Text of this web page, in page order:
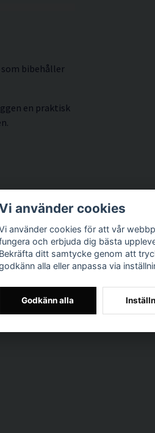
bibehåller
en praktisk
använder cookies
använder cookies för att vår
och erbjuda dig bästa
Bekräfta ditt samtycke genom att
alla eller anpassa via
Godkänn alla